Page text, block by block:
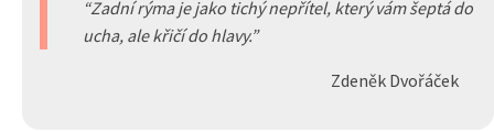
Zadní rýma je jako tichý nepřítel, který vám šeptá do
ucha, ale křičí do hlavy.
Zdeněk Dvořáček